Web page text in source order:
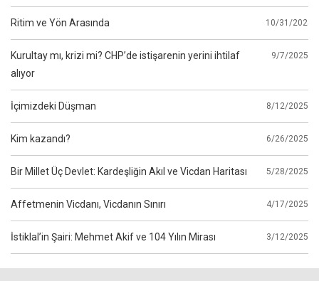
Ritim ve Yön Arasında 10/31/2025
Kurultay mı, krizi mi? CHP’de istişarenin yerini ihtilaf
alıyor
9/7/2025
İçimizdeki Düşman 8/12/2025
Kim kazandı? 6/26/2025
Bir Millet Üç Devlet: Kardeşliğin Akıl ve Vicdan Haritası 5/28/2025
Affetmenin Vicdanı, Vicdanın Sınırı 4/17/2025
İstiklal’in Şairi: Mehmet Akif ve 104 Yılın Mirası 3/12/2025